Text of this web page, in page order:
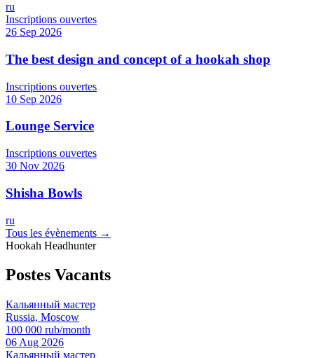
ru
Inscriptions ouvertes
26 Sep 2026
The best design and concept of a hookah shop
Inscriptions ouvertes
10 Sep 2026
Lounge Service
Inscriptions ouvertes
30 Nov 2026
Shisha Bowls
ru
Tous les évènements →
Hookah Headhunter
Postes Vacants
Кальянный мастер
Russia, Moscow
100 000 rub/month
06 Aug 2026
Кальянный мастер